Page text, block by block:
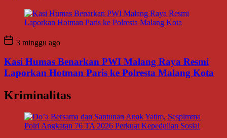
3 minggu ago
Kasi Humas Benarkan PWI Malang Raya Resmi
Laporkan Hotman Paris ke Polresta Malang Kota
Kriminalitas